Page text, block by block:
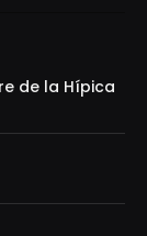
de la Hípica